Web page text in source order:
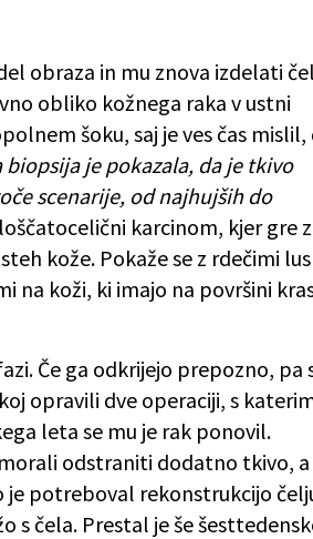
obraza in mu znova izdelati
obliko kožnega raka v ustni
šoku, saj je ves čas mislil,
je pokazala, da je tkivo
scenarije, od najhujših do
karcinom, kjer gre
kože. Pokaže se z rdečimi
na koži, ki imajo na površini
Če ga odkrijejo prepozno, pa
opravili dve operaciji, s
leta se mu je rak ponovil.
odstraniti dodatno tkivo,
je potreboval rekonstrukcijo
s čela. Prestal je še